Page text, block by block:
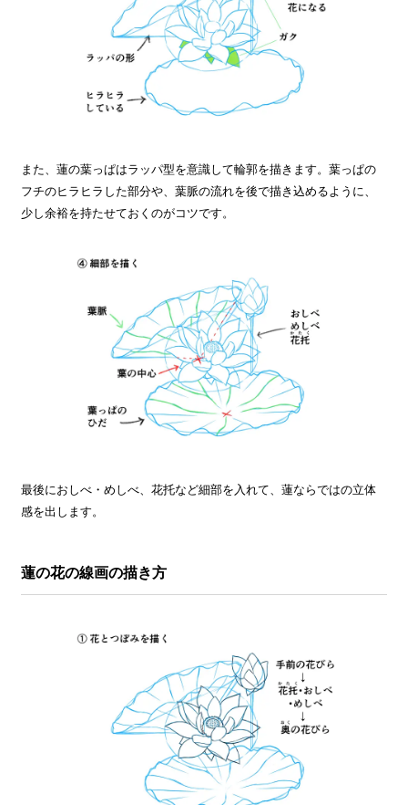
また、蓮の葉っぱはラッパ型を意識して輪郭を描きます。葉っぱの
フチのヒラヒラした部分や、葉脈の流れを後で描き込めるように、
少し余裕を持たせておくのがコツです。
最後におしべ・めしべ、花托など細部を入れて、蓮ならではの立体
感を出します。
蓮の花の線画の描き方